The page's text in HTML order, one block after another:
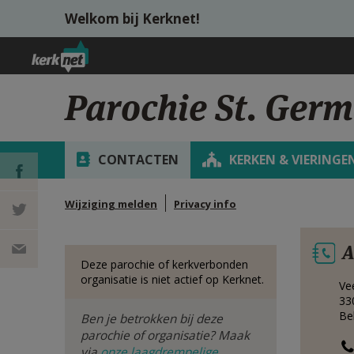
Overslaan en naar de inhoud gaan
Welkom bij Kerknet!
Parochie St.
CONTACTEN KERKEN &
Wijziging melden Privacy info
DEEL OP
FACEBOOK
DEEL OP
Deze parochie of kerkverbonden
organisatie is niet actief op Kerknet.
Ben je betrokken bij deze
parochie of organisatie? Maak